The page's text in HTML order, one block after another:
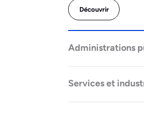
Découvrir
Administrations
Services et